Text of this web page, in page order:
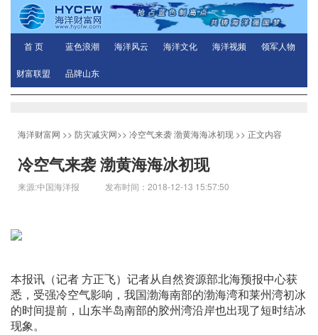
首 页 蓝色浪潮 海洋风云 海洋文化 海洋视频 领军人物
财富联盟 品牌山东
海洋财富网 >> 防灾减灾网>> 冷空气来袭 渤黄海海冰初现 >> 正文内容
冷空气来袭 渤黄海海冰初现
来源:中国海洋报 发布时间：2018-12-13 15:57:50
本报讯（记者 方正飞）记者从自然资源部北海预报中心获
悉，受强冷空气影响，我国渤海南部的渤海湾和莱州湾初冰
的时间提前，山东半岛南部的胶州湾沿岸也出现了短时结冰
现象。